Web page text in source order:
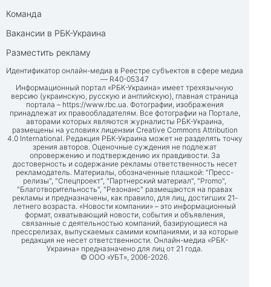
Команда
Вакансии в РБК-Украина
Разместить рекламу
Идентификатор онлайн-медиа в Реестре субъектов в сфере медиа
— R40-05347
Информационный портал «РБК-Украина» имеет трехязычную
версию (украинскую, русскую и английскую), главная страница
портала – https://www.rbc.ua. Фотографии, изображения
принадлежат их правообладателям. Все фотографии на Портале,
авторами которых являются журналисты РБК-Украина,
размещены на условиях лицензии Creative Commons Attribution
4.0 International. Редакция РБК-Украина может не разделять точку
зрения авторов. Оценочные суждения не подлежат
опровержению и подтверждению их правдивости. За
достоверность и содержание рекламы ответственность несет
рекламодатель. Материалы, обозначенные плашкой: "Пресс-
релизы", "Спецпроект", "Партнерский материал", "Promo",
"Благотворительность", "Резонанс" размещаются на правах
рекламы и предназначены, как правило, для лиц, достигших 21-
летнего возраста. «Новости компании» – это информационный
формат, охватывающий новости, события и объявления,
связанные с деятельностью компаний, базирующиеся на
прессрелизах, выпускаемых самими компаниями, и за которые
редакция не несет ответственности. Онлайн-медиа «РБК-
Украина» предназначено для лиц от 21 года.
© ООО «УБТ», 2006-2026.